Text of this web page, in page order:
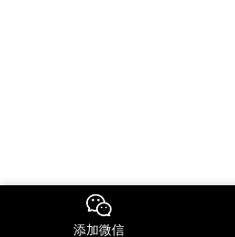
添加微信